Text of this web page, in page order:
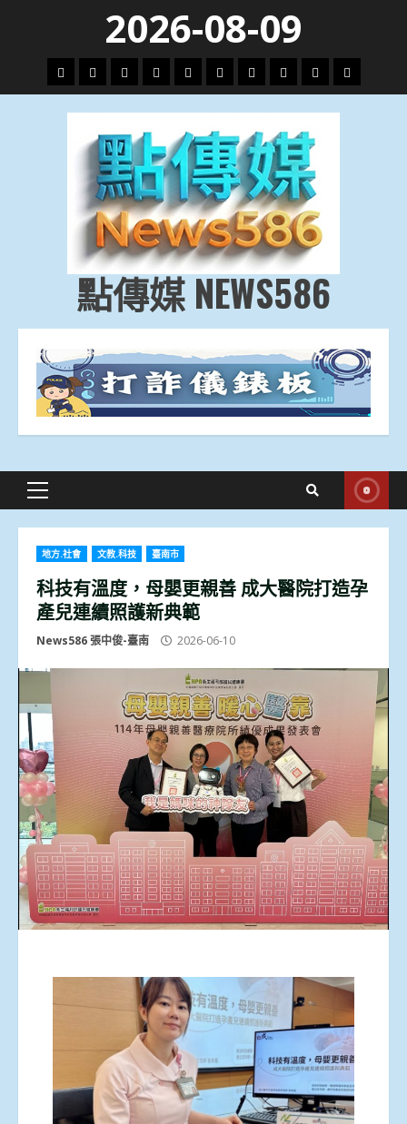
content
2026-08-09
頭
條
財
經
地
方.
會
文
教.
技
專
題
娛
樂
劇
政
治
國
際
運
動
生
活
點傳媒 NEWS586
Primary
地方.社會 文教.科技 臺南市
科技有溫度，母嬰更親善 成大醫院打造孕
產兒連續照護新典範
News586 張中俊-臺南 2026-06-10